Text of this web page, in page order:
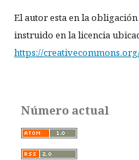
El autor esta en la
instruido en la licencia
https://
Número actual